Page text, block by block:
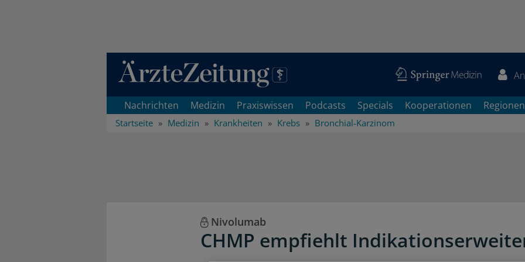
Direkt zum Inhaltsbereich
Nachrichten Medizin Praxiswissen Podcasts Specials Kooperationen Regionen
Startseite Medizin Krankheiten Krebs Bronchial-Karzinom
Nivolumab
CHMP empfiehlt